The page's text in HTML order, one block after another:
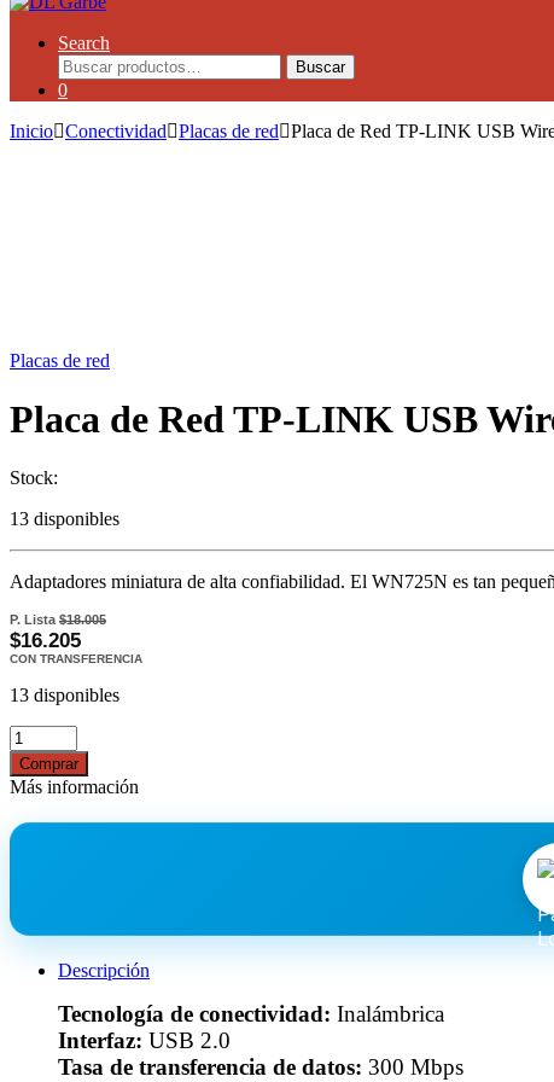
Search
Buscar
0
Inicio Conectividad Placas de red Placa de Red TP-LINK USB
Placas de red
Placa de Red TP-LINK USB
Stock:
13 disponibles
Adaptadores miniatura de alta confiabilidad. El WN725N es tan
P. Lista$18.005
$16.205
CON TRANSFERENCIA
13 disponibles
Comprar
Más información
Descripción
Tecnología de conectividad: Inalámbrica
Interfaz: USB 2.0
Tasa de transferencia de datos: 300 Mbps